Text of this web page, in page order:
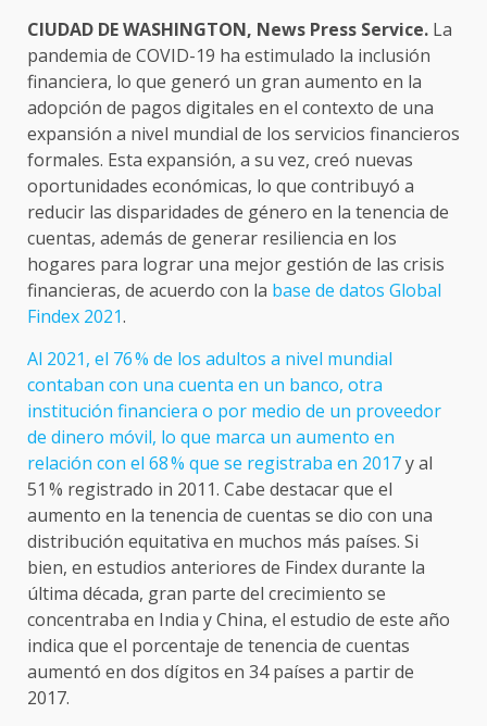
CIUDAD DE WASHINGTON, News Press Service. La
pandemia de COVID-19 ha estimulado la inclusión
financiera, lo que generó un gran aumento en la
adopción de pagos digitales en el contexto de una
expansión a nivel mundial de los servicios financieros
formales. Esta expansión, a su vez, creó nuevas
oportunidades económicas, lo que contribuyó a
reducir las disparidades de género en la tenencia de
cuentas, además de generar resiliencia en los
hogares para lograr una mejor gestión de las crisis
financieras, de acuerdo con la base de datos Global
Findex 2021.
Al 2021, el 76 % de los adultos a nivel mundial
contaban con una cuenta en un banco, otra
institución financiera o por medio de un proveedor
de dinero móvil, lo que marca un aumento en
relación con el 68 % que se registraba en 2017y al
51 % registrado in 2011. Cabe destacar que el
aumento en la tenencia de cuentas se dio con una
distribución equitativa en muchos más países. Si
bien, en estudios anteriores de Findex durante la
última década, gran parte del crecimiento se
concentraba en India y China, el estudio de este año
indica que el porcentaje de tenencia de cuentas
aumentó en dos dígitos en 34 países a partir de
2017.